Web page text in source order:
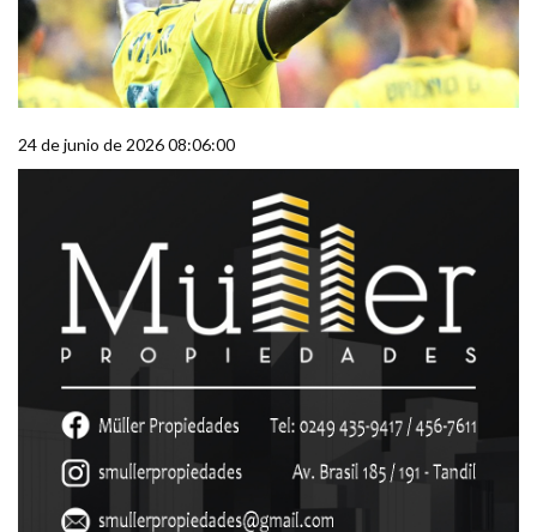
24 de junio de 2026 08:06:00